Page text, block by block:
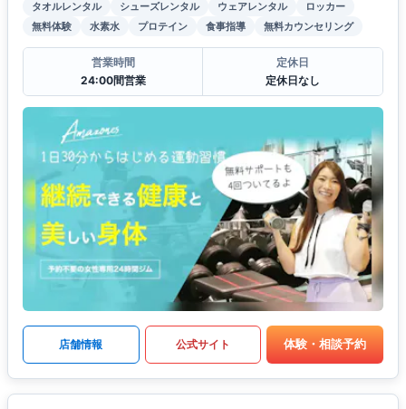
タオルレンタル シューズレンタル ウェアレンタル
ロッカー
無料体験
水素水 プロテイン 食事指導 無料カウンセリング
営業時間
24:00間営業
定休日
定休日なし
店舗情報 公式サイト 体験・相談予約